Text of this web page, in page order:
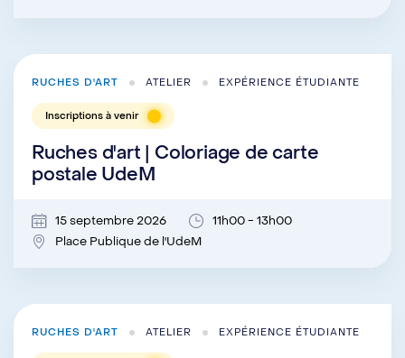
RUCHES D'ART ATELIER EXPÉRIENCE ÉTUDIANTE
Inscriptions à venir
Ruches d'art | Coloriage de carte
postale UdeM
15 septembre 2026
11h00 - 13h00
Place Publique de l'UdeM
RUCHES D'ART ATELIER EXPÉRIENCE ÉTUDIANTE